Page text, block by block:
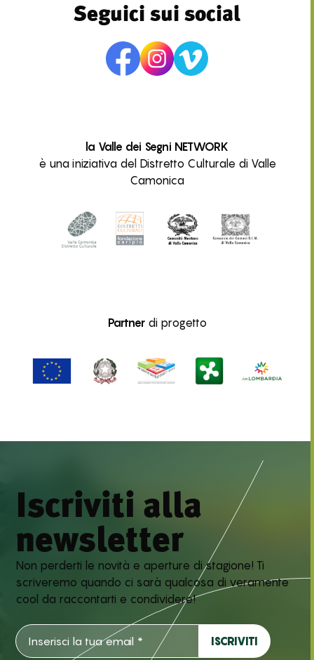
Seguici sui social
la Valle dei Segni NETWORK
è una iniziativa del Distretto Culturale di Valle
Camonica
Partnerdi progetto
Iscriviti alla
newsletter
Non perderti le novità e aperture di stagione! Ti
scriveremo quando ci sarà qualcosa di veramente
cool da raccontarti e condividere!